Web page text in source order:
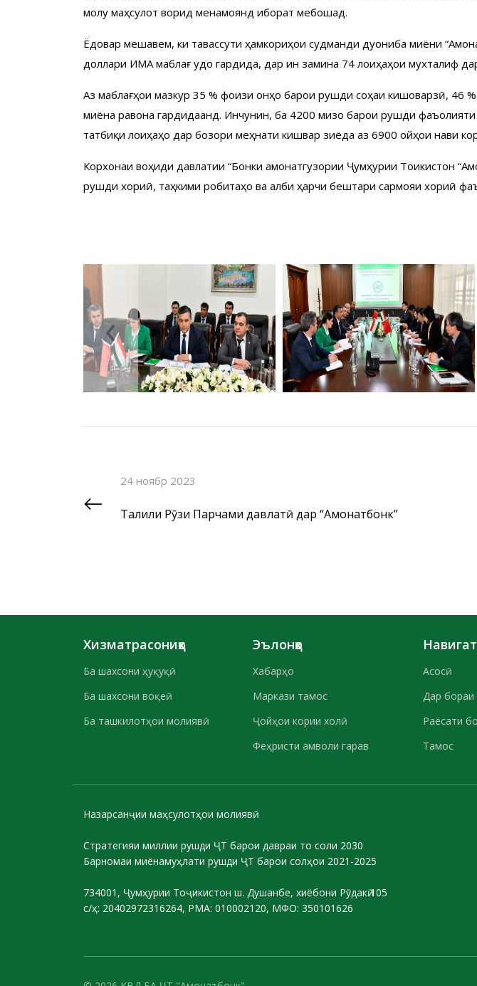
молу маҳсулот ворид менамоянд иборат мебошад.
Ёдовар мешавем, ки тавассути ҳамкориҳои судманди дуҷониба миёни
доллари ИМА маблағ ҷудо гардида, дар ин замина 74 лоиҳаҳои мухталиф
Аз маблағҳои мазкур 35 % фоизи онҳо барои рушди соҳаи кишоварзӣ, 46
миёна равона гардидаанд. Инчунин, ба 4200 мизоҷ барои рушди
татбиқи лоиҳаҳо дар бозори меҳнати кишвар зиёда аз 6900 ҷойҳои нави
Корхонаи воҳиди давлатии “Бонки амонатгузории Ҷумҳурии Тоҷикистон
рушди хориҷӣ, таҳкими робитаҳо ва ҷалби ҳарчи бештари сармояи
‹
24 ноябр 2023
Таҷлили Рӯзи Парчами давлатӣ дар “Амонатбонк”
Хизматрасониҳо
Ба шахсони ҳуқуқӣ
Ба шахсони воқеӣ
Ба ташкилотҳои молиявӣ
Эълонҳо
Хабарҳо
Маркази тамос
Ҷойҳои кории холӣ
Феҳристи амволи гарав
Асосӣ
Дар бораи
Раёсати
Тамос
Назарсанҷии маҳсулотҳои молиявӣ
Стратегияи миллии рушди ҶТ барои давраи то соли 2030
Барномаи миёнамуҳлати рушди ҶТ барои солҳои 2021-2025
734001, Ҷумҳурии Тоҷикистон ш. Душанбе, хиёбони Рӯдакӣ 105
с/ҳ: 20402972316264, РМА: 010002120, МФО: 350101626